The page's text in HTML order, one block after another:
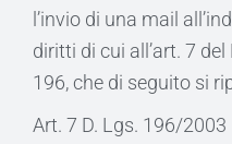
l’invio di una mail
diritti di cui all’art. 7
196, che di seguito si
Art. 7 D. Lgs. 196/2003